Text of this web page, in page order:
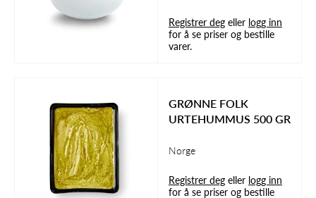
Registrer deg eller logg inn
for å se priser og bestille
varer.
GRØNNE FOLK
URTEHUMMUS 500 GR
Norge
Registrer deg eller logg inn
for å se priser og bestille